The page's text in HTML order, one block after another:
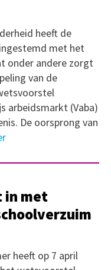
heeft de
met het
onder andere zorgt
van de
arbeidsmarkt (Vaba)
De oorsprong van
in met
heeft op 7 april